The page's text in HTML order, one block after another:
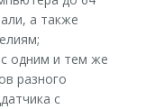
а также
одним и тем же
разного
с